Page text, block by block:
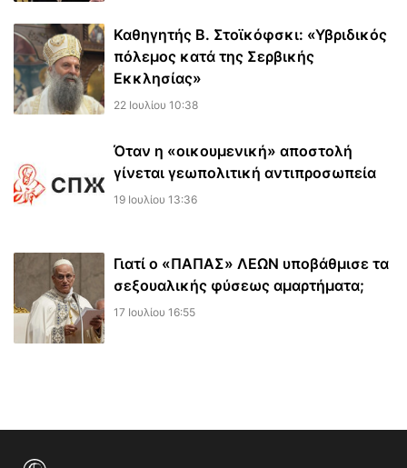
Καθηγητής Β. Στοϊκόφσκι: «Υβριδικός
πόλεμος κατά της Σερβικής
Εκκλησίας»
22 Ιουλίου 10:38
Όταν η «οικουμενική» αποστολή
γίνεται γεωπολιτική αντιπροσωπεία
19 Ιουλίου 13:36
Γιατί ο «ΠΑΠΑΣ» ΛΕΩΝ υποβάθμισε τα
σεξουαλικής φύσεως αμαρτήματα;
17 Ιουλίου 16:55